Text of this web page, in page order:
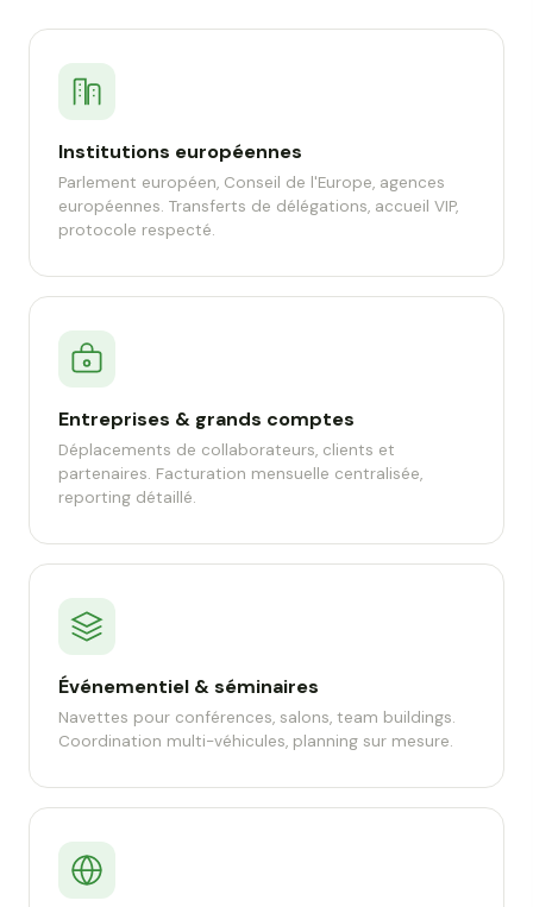
Institutions européennes
Parlement européen, Conseil de l'Europe, agences
européennes. Transferts de délégations, accueil VIP,
protocole respecté.
Entreprises & grands comptes
Déplacements de collaborateurs, clients et
partenaires. Facturation mensuelle centralisée,
reporting détaillé.
Événementiel & séminaires
Navettes pour conférences, salons, team buildings.
Coordination multi-véhicules, planning sur mesure.